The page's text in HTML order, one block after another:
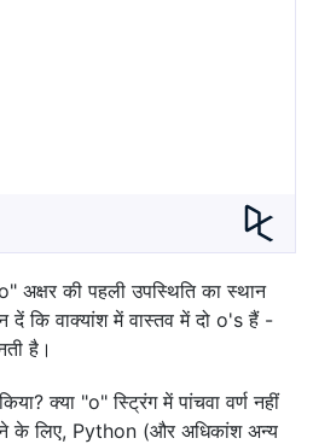
अक्षर की पहली उपस्थिति का स्थान
दें कि वाक्यांश में वास्तव में दो o's हैं -
है।
क्या "o" स्ट्रिंग में पांचवा वर्ण नहीं
के लिए, Python (और अधिकांश अन्य